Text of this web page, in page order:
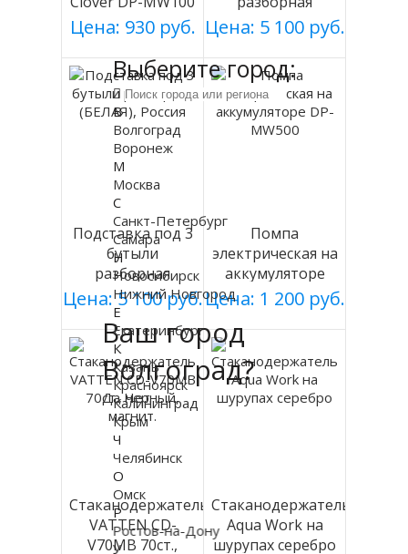
на батарейках
Цена: 930 руб.
(СЕРАЯ), Россия
Цена: 5 100 руб.
Подставка под 3
бутыли
разборная
(БЕЛАЯ), Россия
Цена: 5 100 руб.
Помпа
электрическая на
аккумуляторе
DP-MW500
Цена: 1 200 руб.
Стаканодержатель
VATTEN CD-
V70MB 70ст.,
Стаканодержатель
Aqua Work на
шурупах серебро
Ваш город
Волгоград?
Да Нет
Выберите город:
В
Волгоград
Воронеж
М
Москва
С
Санкт-Петербург
Самара
Н
Новосибирск
Нижний Новгород
Е
Екатеринбург
К
Казань
Красноярск
Калининград
Крым
Ч
Челябинск
О
Омск
Р
Ростов-на-Дону
У